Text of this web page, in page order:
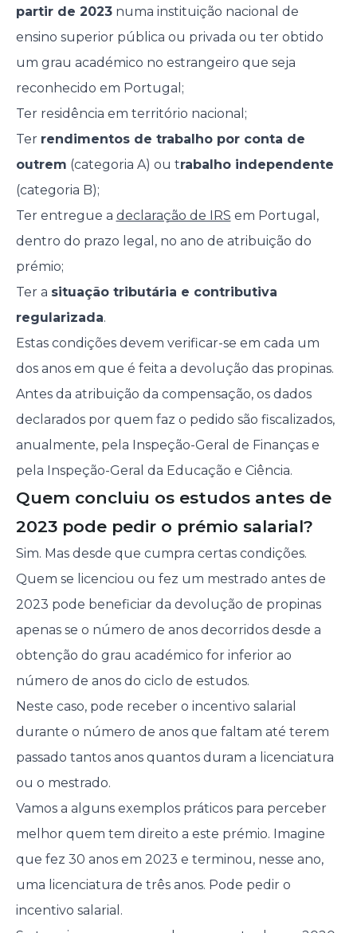
partir de 2023numa instituição nacional de
ensino superior pública ou privada ou ter obtido
um grau académico no estrangeiro que seja
reconhecido em Portugal;
Ter residência em território nacional;
Ter rendimentos de trabalho por conta de
outrem (categoria A) ou trabalho independente
(categoria B);
Ter entregue a declaração de IRS em Portugal,
dentro do prazo legal, no ano de atribuição do
prémio;
Ter a situação tributária e contributiva
regularizada.
Estas condições devem verificar-se em cada um
dos anos em que é feita a devolução das propinas.
Antes da atribuição da compensação, os dados
declarados por quem faz o pedido são fiscalizados,
anualmente, pela Inspeção-Geral de Finanças e
pela Inspeção-Geral da Educação e Ciência.
Quem concluiu os estudos antes de
2023 pode pedir o prémio salarial?
Sim. Mas desde que cumpra certas condições.
Quem se licenciou ou fez um mestrado antes de
2023 pode beneficiar da devolução de propinas
apenas se o número de anos decorridos desde a
obtenção do grau académico for inferior ao
número de anos do ciclo de estudos.
Neste caso, pode receber o incentivo salarial
durante o número de anos que faltam até terem
passado tantos anos quantos duram a licenciatura
ou o mestrado.
Vamos a alguns exemplos práticos para perceber
melhor quem tem direito a este prémio. Imagine
que fez 30 anos em 2023 e terminou, nesse ano,
uma licenciatura de três anos. Pode pedir o
incentivo salarial.